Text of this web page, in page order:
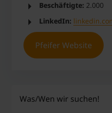
Beschäftigte: 2.000
LinkedIn:
Pfeifer Website
Was/Wen wir suchen!